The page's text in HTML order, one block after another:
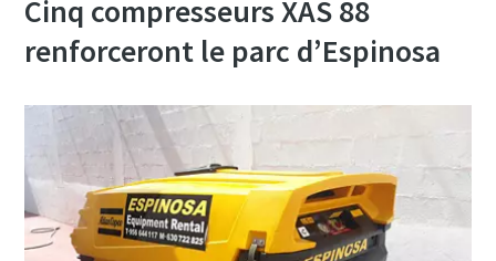
Cinq compresseurs XAS 88
renforceront le parc d’Espinosa